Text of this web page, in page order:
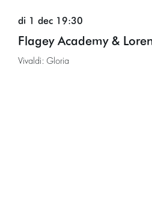
Flagey Academy &
Vivaldi: Gloria
di 1 dec 19:30